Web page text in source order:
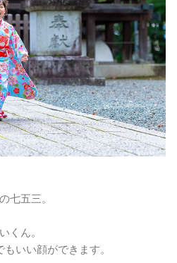
七五三。
くん。
いい顔ができます。